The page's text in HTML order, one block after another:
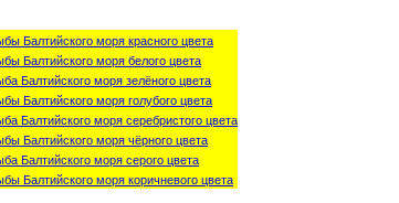
Балтийского моря красного цвета
Балтийского моря белого цвета
Балтийского моря зелёного цвета
Балтийского моря голубого цвета
Балтийского моря серебристого цвета
Балтийского моря чёрного цвета
Балтийского моря серого цвета
Балтийского моря коричневого цвета